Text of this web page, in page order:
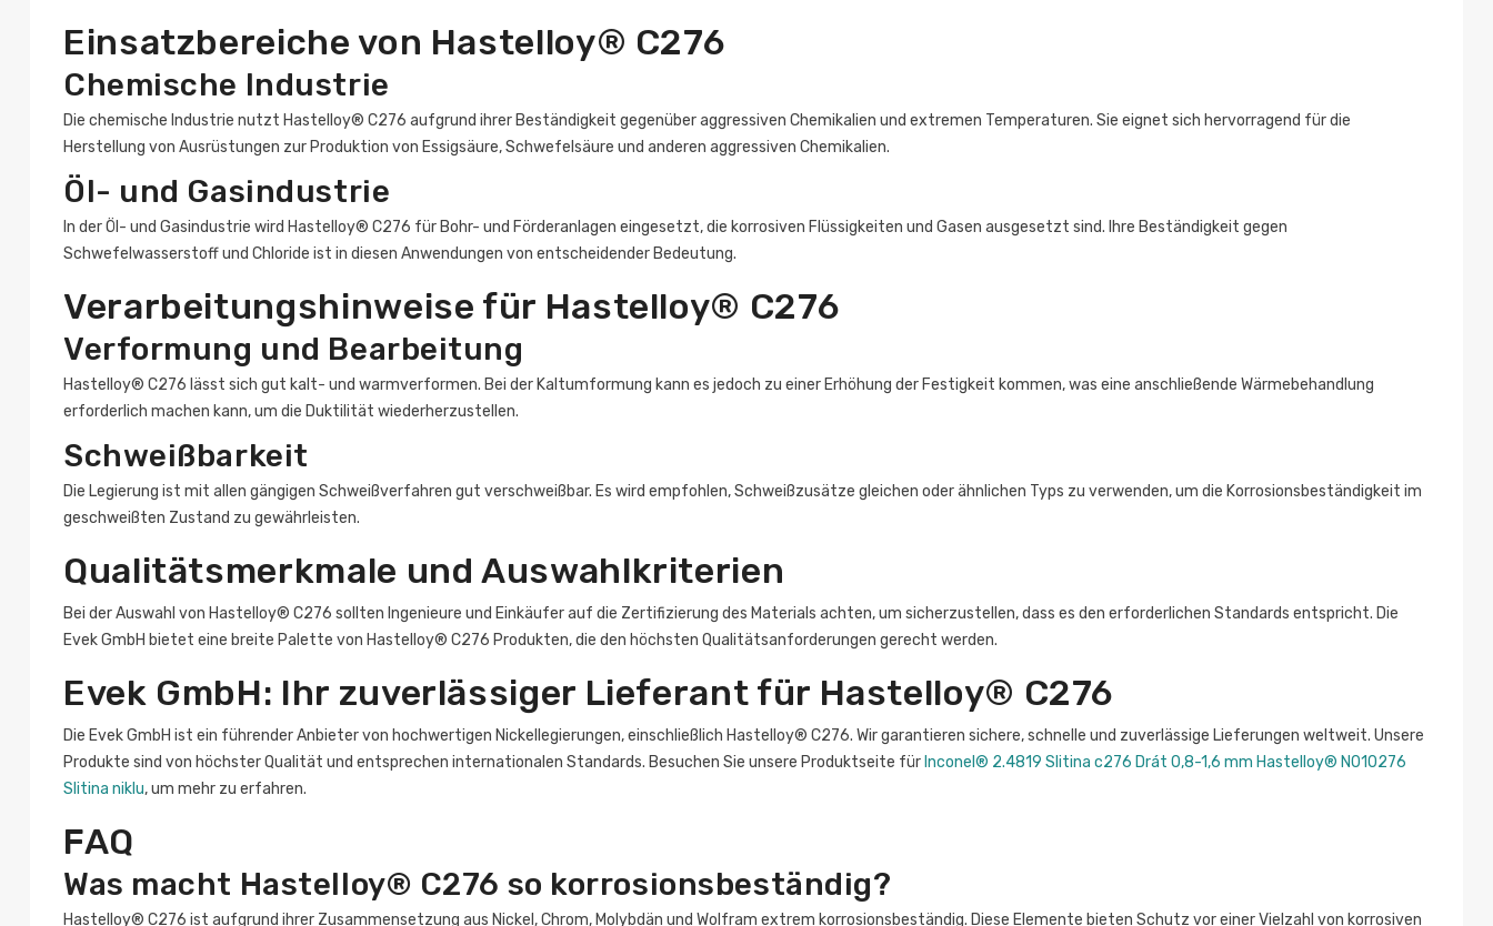
Einsatzbereiche von Hastelloy® C276
Chemische Industrie
Die chemische Industrie nutzt Hastelloy® C276 aufgrund ihrer Beständigkeit gegenüber aggressiven Chemikalien und extremen Temperaturen. Sie eignet sich hervorragend für die
Herstellung von Ausrüstungen zur Produktion von Essigsäure, Schwefelsäure und anderen aggressiven Chemikalien.
Öl- und Gasindustrie
In der Öl- und Gasindustrie wird Hastelloy® C276 für Bohr- und Förderanlagen eingesetzt, die korrosiven Flüssigkeiten und Gasen ausgesetzt sind. Ihre Beständigkeit gegen
Schwefelwasserstoff und Chloride ist in diesen Anwendungen von entscheidender Bedeutung.
Verarbeitungshinweise für Hastelloy® C276
Verformung und Bearbeitung
Hastelloy® C276 lässt sich gut kalt- und warmverformen. Bei der Kaltumformung kann es jedoch zu einer Erhöhung der Festigkeit kommen, was eine anschließende Wärmebehandlung
erforderlich machen kann, um die Duktilität wiederherzustellen.
Schweißbarkeit
Die Legierung ist mit allen gängigen Schweißverfahren gut verschweißbar. Es wird empfohlen, Schweißzusätze gleichen oder ähnlichen Typs zu verwenden, um die Korrosionsbeständigkeit im
geschweißten Zustand zu gewährleisten.
Qualitätsmerkmale und Auswahlkriterien
Bei der Auswahl von Hastelloy® C276 sollten Ingenieure und Einkäufer auf die Zertifizierung des Materials achten, um sicherzustellen, dass es den erforderlichen Standards entspricht. Die
Evek GmbH bietet eine breite Palette von Hastelloy® C276 Produkten, die den höchsten Qualitätsanforderungen gerecht werden.
Evek GmbH: Ihr zuverlässiger Lieferant für Hastelloy® C276
Die Evek GmbH ist ein führender Anbieter von hochwertigen Nickellegierungen, einschließlich Hastelloy® C276. Wir garantieren sichere, schnelle und zuverlässige Lieferungen weltweit. Unsere
Produkte sind von höchster Qualität und entsprechen internationalen Standards. Besuchen Sie unsere Produktseite für Inconel® 2.4819 Slitina c276 Drát 0,8-1,6 mm Hastelloy® N010276
Slitina niklu, um mehr zu erfahren.
FAQ
Was macht Hastelloy® C276 so korrosionsbeständig?
Hastelloy® C276 ist aufgrund ihrer Zusammensetzung aus Nickel, Chrom, Molybdän und Wolfram extrem korrosionsbeständig. Diese Elemente bieten Schutz vor einer Vielzahl von korrosiven